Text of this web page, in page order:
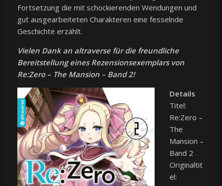
Fortsetzung die mit schockierenden Wendungen und
gut ausgearbeiteten Charakteren eine fesselnde
Geschichte erzählt.
Vielen Dank an altraverse für die freundliche
Bereitstellung eines Rezensionsexemplars von
Re:Zero – The Mansion – Band 2!
Details
Titel:
Re:Zero –
The
Mansion –
Band 2
Originaltit
el: